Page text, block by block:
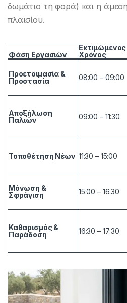
δωμάτιο τη φορά) και η
πλαισίου.
Φάση Εργασιών
Εκτιμώμενος
Χρόνος
Προετοιμασία &
Προστασία
08:00 – 09:00
Αποξήλωση
Παλιών
09:00 – 11:30
Τοποθέτηση Νέων 11:30 – 15:00
Μόνωση &
Σφράγιση
15:00 – 16:30
Καθαρισμός &
Παράδοση
16:30 – 17:30